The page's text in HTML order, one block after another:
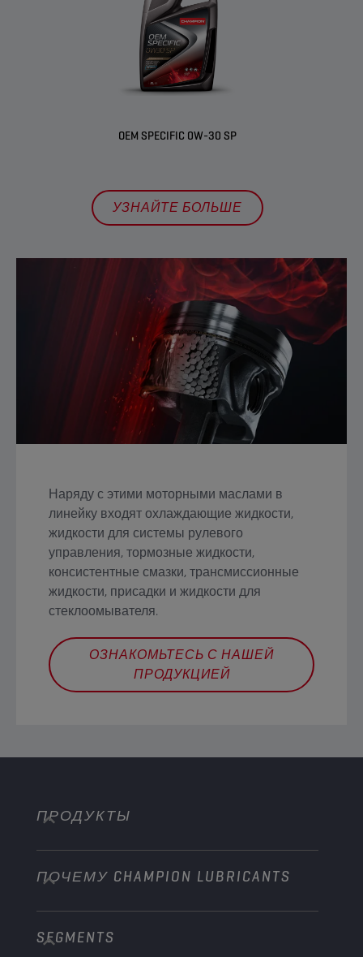
OEM SPECIFIC 0W-30 SP
УЗНАЙТЕ БОЛЬШЕ
Наряду с этими моторными маслами в
линейку входят охлаждающие жидкости,
жидкости для системы рулевого
управления, тормозные жидкости,
консистентные смазки, трансмиссионные
жидкости, присадки и жидкости для
стеклоомывателя.
ОЗНАКОМЬТЕСЬ С НАШЕЙ
ПРОДУКЦИЕЙ
ПРОДУКТЫ
Легковые автомобили
Грузовая техника
Внедорожная техника
ПОЧЕМУ CHAMPION LUBRICANTS
О нас
SEGMENTS